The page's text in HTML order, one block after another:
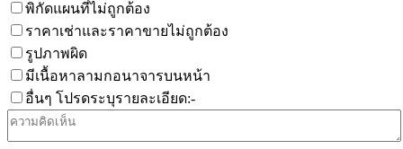
พิกัดแผนที่ไม่ถูกต้อง
ราคาเช่าและราคาขายไม่ถูกต้อง
รูปภาพผิด
มีเนื้อหาลามกอนาจารบนหน้า
อื่นๆ โปรดระบุรายละเอียด:-